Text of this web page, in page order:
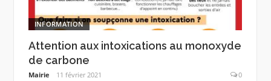
INFORMATION
Attention aux intoxications au monoxyde
de carbone
Mairie 11 février 2021 0